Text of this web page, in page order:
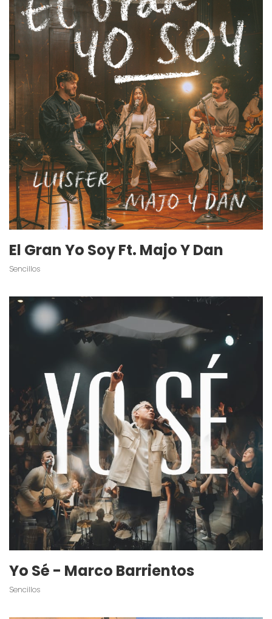
El Gran Yo Soy Ft. Majo Y Dan
Sencillos
Yo Sé - Marco Barrientos
Sencillos